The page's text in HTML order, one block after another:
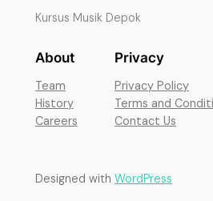
Kursus Musik Depok
About
Team
History
Careers
Privacy
Privacy Policy
Terms and
Contact Us
Designed with WordPress